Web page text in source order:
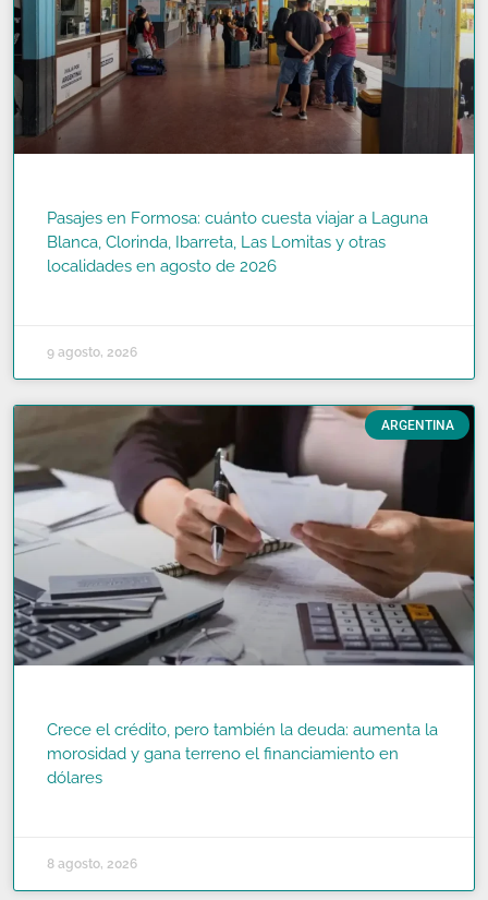
Pasajes en Formosa: cuánto cuesta viajar a Laguna
Blanca, Clorinda, Ibarreta, Las Lomitas y otras
localidades en agosto de 2026
9 agosto, 2026
ARGENTINA
Crece el crédito, pero también la deuda: aumenta la
morosidad y gana terreno el financiamiento en
dólares
8 agosto, 2026